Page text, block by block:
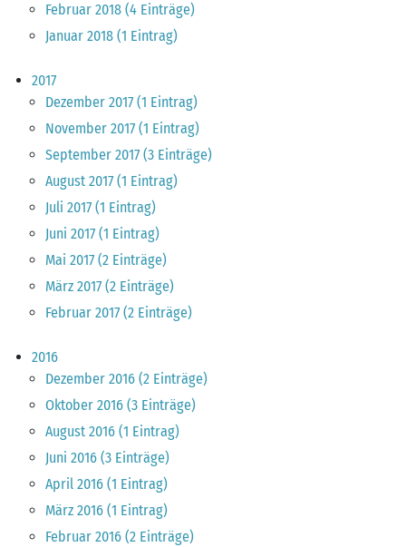
Februar 2018 (4 Einträge)
Januar 2018 (1 Eintrag)
2017
Dezember 2017 (1 Eintrag)
November 2017 (1 Eintrag)
September 2017 (3 Einträge)
August 2017 (1 Eintrag)
Juli 2017 (1 Eintrag)
Juni 2017 (1 Eintrag)
Mai 2017 (2 Einträge)
März 2017 (2 Einträge)
Februar 2017 (2 Einträge)
2016
Dezember 2016 (2 Einträge)
Oktober 2016 (3 Einträge)
August 2016 (1 Eintrag)
Juni 2016 (3 Einträge)
April 2016 (1 Eintrag)
März 2016 (1 Eintrag)
Februar 2016 (2 Einträge)